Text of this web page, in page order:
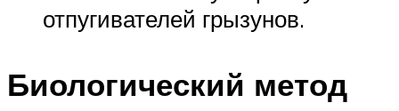
отпугивателей грызунов.
Биологический метод